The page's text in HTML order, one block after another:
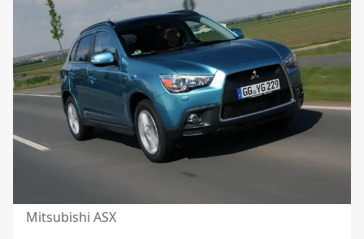
Mitsubishi ASX